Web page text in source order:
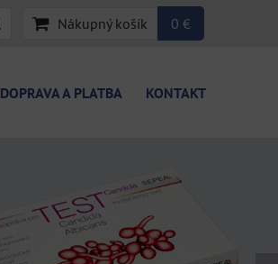
Nákupný košík 0 €
DOPRAVA A PLATBA KONTAKT